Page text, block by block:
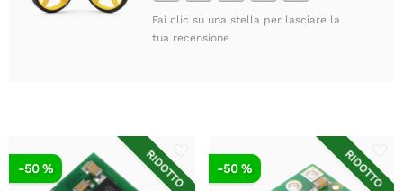
Fai clic su una stella per lasciare la
tua recensione
RIDOTTO
-50 % RIDOTTO
-50 %